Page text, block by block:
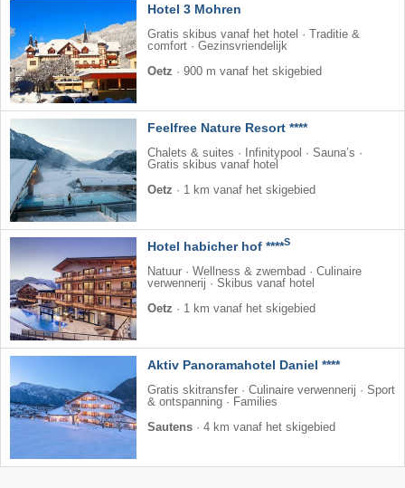
Hotel 3 Mohren
Gratis skibus vanaf het hotel · Traditie &
comfort · Gezinsvriendelijk
Oetz · 900 m vanaf het skigebied
Feelfree Nature Resort ****
Chalets & suites · Infinitypool · Sauna’s ·
Gratis skibus vanaf hotel
Oetz · 1 km vanaf het skigebied
Hotel habicher hof ****S
Natuur · Wellness & zwembad · Culinaire
verwennerij · Skibus vanaf hotel
Oetz · 1 km vanaf het skigebied
Aktiv Panoramahotel Daniel ****
Gratis skitransfer · Culinaire verwennerij · Sport
& ontspanning · Families
Sautens · 4 km vanaf het skigebied